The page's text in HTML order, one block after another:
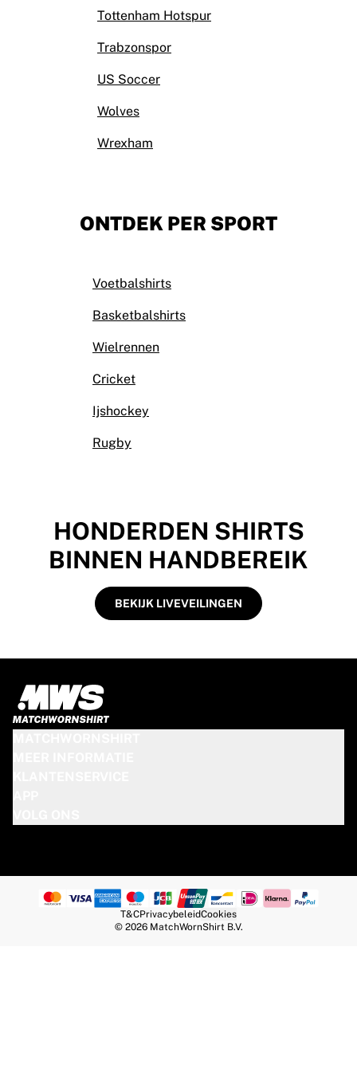
Tottenham Hotspur
Trabzonspor
US Soccer
Wolves
Wrexham
ONTDEK PER SPORT
Voetbalshirts
Basketbalshirts
Wielrennen
Cricket
Ijshockey
Rugby
HONDERDEN SHIRTS
BINNEN HANDBEREIK
BEKIJK LIVEVEILINGEN
T&CPrivacybeleidCookies
© 2026 MatchWornShirt B.V.